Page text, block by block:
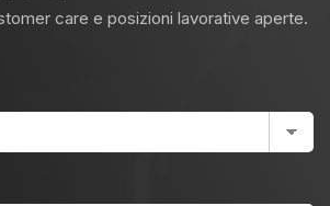
care e posizioni lavorative aperte.